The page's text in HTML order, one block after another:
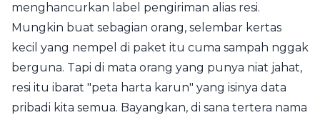
menghancurkan label pengiriman alias resi.
Mungkin buat sebagian orang, selembar kertas
kecil yang nempel di paket itu cuma sampah nggak
berguna. Tapi di mata orang yang punya niat jahat,
resi itu ibarat "peta harta karun" yang isinya data
pribadi kita semua. Bayangkan, di sana tertera nama